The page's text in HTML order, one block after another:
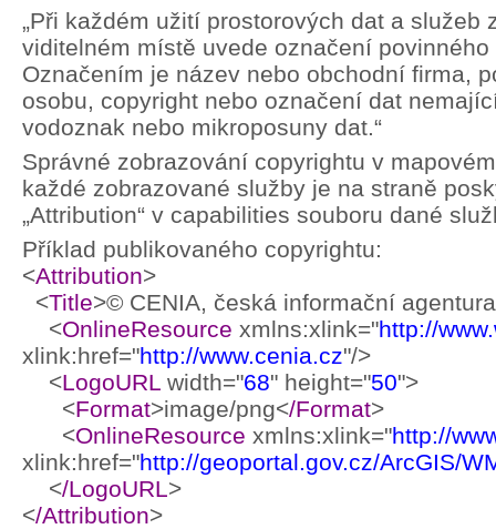
„Při každém užití prostorových dat a
viditelném místě uvede označení
Označením je název nebo obchodní firma,
osobu, copyright nebo označení dat
vodoznak nebo mikroposuny dat.“
Správné zobrazování copyrightu v
každé zobrazované služby je na straně
„Attribution“ v capabilities souboru dané
Příklad publikovaného copyrightu:
<Attribution>
<Title>© CENIA, česká informační
<OnlineResource xmlns:xlink="http://
xlink:href="http://www.cenia.cz"/>
<LogoURL width="68" height="50">
<Format>image/png</Format>
<OnlineResource xmlns:xlink="http://
xlink:href="http://geoportal.gov.cz/ArcGIS/
</LogoURL>
</Attribution>